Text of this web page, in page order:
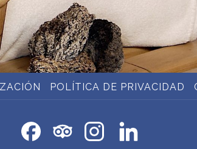
POLÍTICA DE PRIVACIDAD